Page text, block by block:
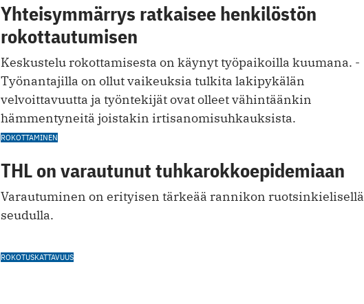
Yhteisymmärrys ratkaisee henkilöstön
rokottautumisen
Keskustelu rokottamisesta on käynyt työpaikoilla kuumana. ­
Työnantajilla on ollut vaikeuksia tulkita lakipykälän
velvoittavuutta ja työntekijät ovat olleet vähintäänkin
hämmentyneitä joistakin irtisanomisuhkauksista.
ROKOTTAMINEN
THL on varautunut tuhkarokkoepidemiaan
Varautuminen on erityisen tärkeää rannikon ­ruotsinkielisellä
seudulla.
ROKOTUSKATTAVUUS